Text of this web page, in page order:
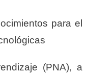
para el
(PNA), a